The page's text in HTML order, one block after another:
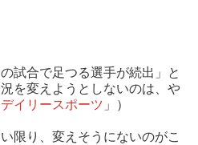
試合で足つる選手が続出」と
を変えようとしないのは、や
デイリースポーツ 」）
限り、変えそうにないのがこ